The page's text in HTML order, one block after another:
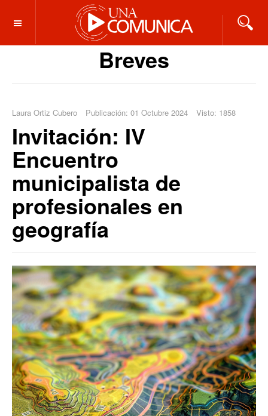
OFF CANVAS
Breves
Laura Ortiz Cubero Publicación: 01 Octubre 2024 Visto: 1858
Invitación: IV
Encuentro
municipalista de
profesionales en
geografía